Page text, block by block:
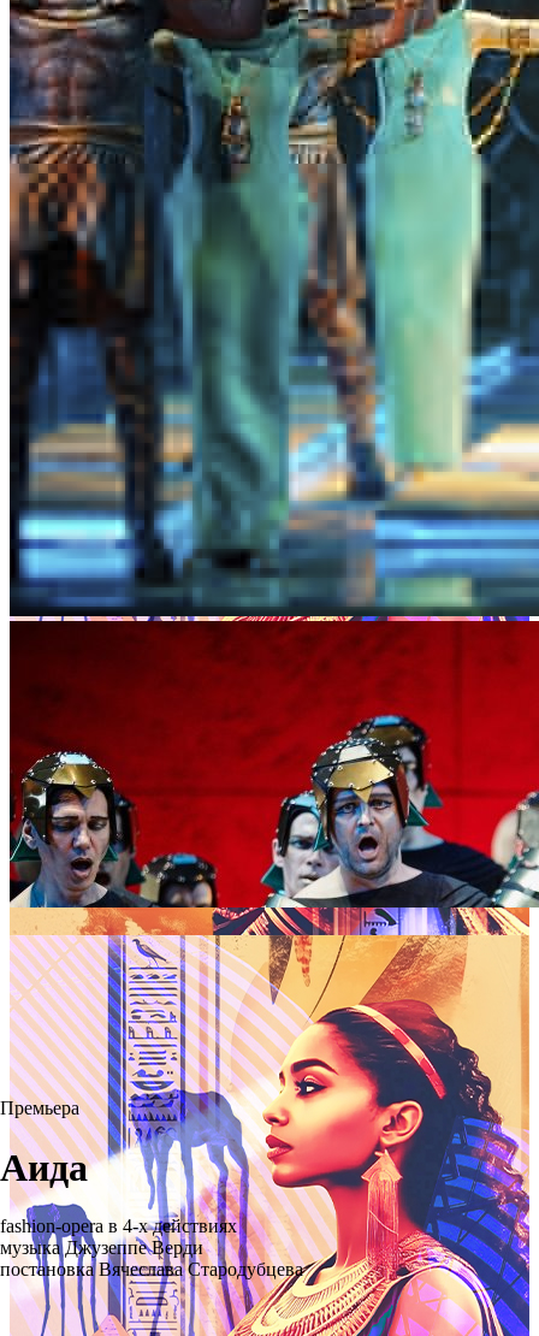
Премьера
Аида
fashion-opera в 4-х действиях
музыка Джузеппе Верди
постановка Вячеслава Стародубцева